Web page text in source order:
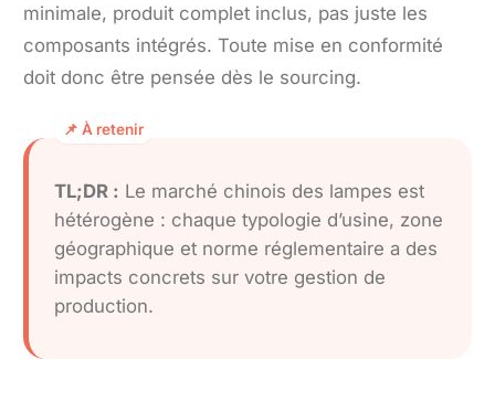
minimale, produit complet inclus, pas juste les
composants intégrés. Toute mise en conformité
doit donc être pensée dès le sourcing.
TL;DR : Le marché chinois des lampes est
hétérogène : chaque typologie d’usine, zone
géographique et norme réglementaire a des
impacts concrets sur votre gestion de
production.